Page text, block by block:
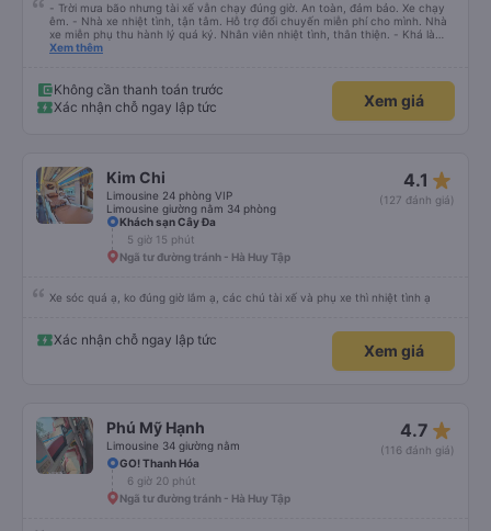
- Trời mưa bão nhưng tài xế vẫn chạy đúng giờ. An toàn, đảm bảo. Xe chạy
êm. - Nhà xe nhiệt tình, tận tâm. Hỗ trợ đổi chuyến miễn phí cho mình. Nhà
xe miễn phụ thu hành lý quá ký. Nhân viên nhiệt tình, thân thiện. - Khá là
thích tài xế. Lái xe an toàn. Chu đáo, thân thiện, nhiệt tình. - Xe ngồi thoải
Xem thêm
Không cần thanh toán trước
Xác nhận chỗ ngay lập tức
Xem giá
Kim Chi
Limousine 24 phòng VIP
Limousine giường nằm 34 phòng
4.1 star_rate
(127 đánh giá)
Khách sạn Cây Đa
5 giờ 15 phút
Ngã tư đường tránh - Hà Huy Tập
Xe sóc quá ạ, ko đúng giờ lắm ạ, các chú tài xế và phụ xe thì nhiệt tình ạ
Xác nhận chỗ ngay lập tức
Xem giá
Phú Mỹ Hạnh
Limousine 34 giường nằm
4.7 star_rate
(116 đánh giá)
GO! Thanh Hóa
6 giờ 20 phút
Ngã tư đường tránh - Hà Huy Tập